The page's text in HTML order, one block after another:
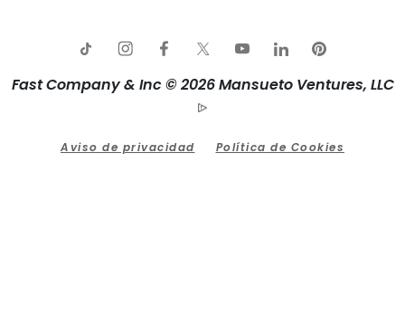
Fast Company & Inc © 2026 Mansueto Ventures, LLC
Aviso de privacidad Política de Cookies